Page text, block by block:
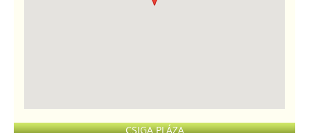
CSIGA PLÁZA